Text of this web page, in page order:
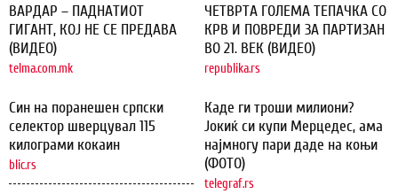
ВАРДАР – ПАДНАТИОТ
ГИГАНТ, КОЈ НЕ СЕ ПРЕДАВА
(ВИДЕО)
telma.com.mk
Син на поранешен српски
селектор шверцувал 115
килограми кокаин
blic.rs
ЧЕТВРТА ГОЛЕМА ТЕПАЧКА СО
КРВ И ПОВРЕДИ ЗА ПАРТИЗАН
ВО 21. ВЕК (ВИДЕО)
republika.rs
Каде ги троши милиони?
Јокиќ си купи Мерцедес, ама
најмногу пари даде на коњи
(ФОТО)
telegraf.rs